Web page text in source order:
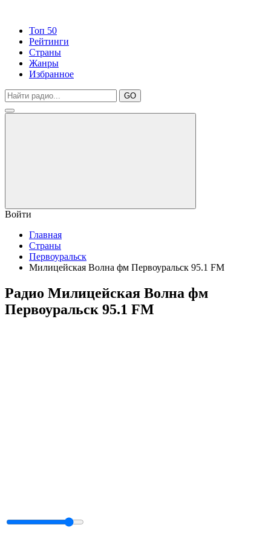
Топ 50
Рейтинги
Страны
Жанры
Избранное
GO
Войти
Главная
Страны
Первоуральск
Милицейская Волна фм Первоуральск 95.1 FM
Радио Милицейская Волна фм
Первоуральск 95.1 FM